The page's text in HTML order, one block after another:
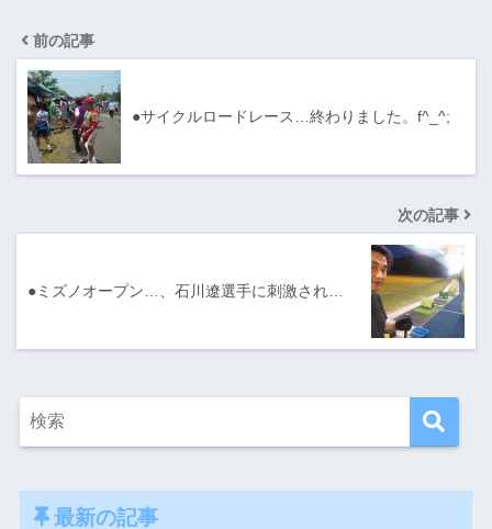
前の記事
●サイクルロードレース…終わりました。f^_^;
次の記事
●ミズノオープン…、石川遼選手に刺激され…
最新の記事